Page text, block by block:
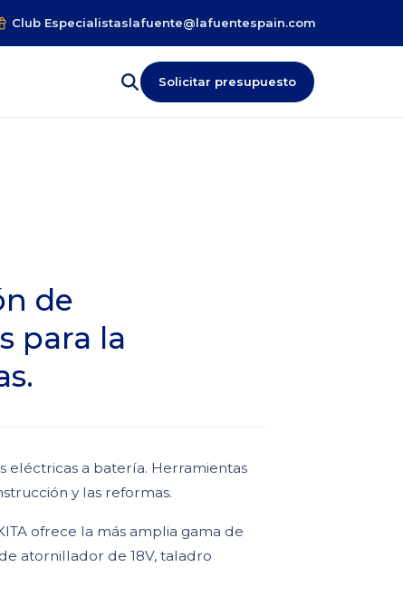
Club Especialistaslafuente@lafuentespain.com
Solicitar presupuesto
de
para la
eléctricas a batería. Herramientas
y las reformas.
ofrece la más amplia gama de
atornillador de 18V, taladro